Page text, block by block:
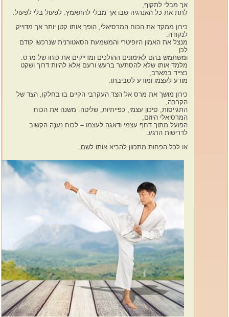
אך מבלי לתקוף,
לתת את כל האנרגיה שבו אך מבלי להתאמץ. לפעול בלי לפעול.
כירון ממקד את הכוח המרסיאלי, הופך אותו קטן יותר אך מדוייק
לנקודה.
מנצל את האמון היופיטרי והמשמעת הסאטורנית שנרכשו קודם
לכן
ומשתמש בהם לאימונים ההולכים ומדייקים את כוחו של מרס.
מלמד אותו שלא להסתער ברעש ורעם אלא להיות דרוך ושקט
כצייד במארב,
מודע לעצמו ומודע לסביבתו.
כירון מושך את מרס אל הצד העקרבי הקיים בו בחלקו, הצד של
הקרבה,
התגייסות, סיכון עצמי, כפייתיות, שליטה. משנה את הכוח
המרסיאלי היוזם,
הפועל מתוך דחף עצמי ודאגה לעצמו – לכוח נענֶה הקשוב
לדרישות הרגע.
או לכל הפחות מתכוון להביא אותו לשם.